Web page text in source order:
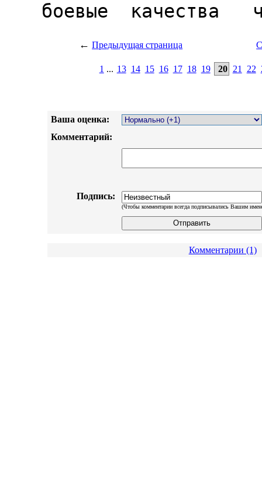
← Предыдущая страница
1 ... 13 14 15 16 17 18 19 20 21 22
Ваша оценка:
Комментарий:
Подпись:
(Чтобы комментарии всегда подписывались Вашим
Комментарии (1)